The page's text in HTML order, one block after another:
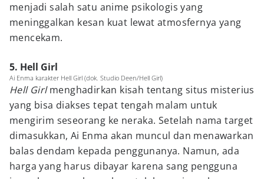
menjadi salah satu anime psikologis yang
meninggalkan kesan kuat lewat atmosfernya yang
mencekam.
5. Hell Girl
Ai Enma karakter Hell Girl (dok. Studio Deen/Hell Girl)
Hell Girlmenghadirkan kisah tentang situs misterius
yang bisa diakses tepat tengah malam untuk
mengirim seseorang ke neraka. Setelah nama target
dimasukkan, Ai Enma akan muncul dan menawarkan
balas dendam kepada penggunanya. Namun, ada
harga yang harus dibayar karena sang pengguna